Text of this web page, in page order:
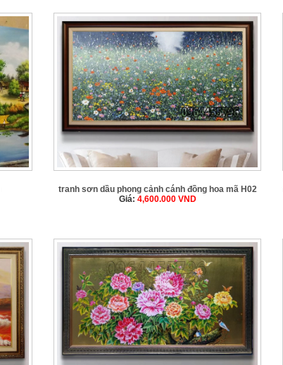
tranh sơn dầu phong cảnh cánh đồng hoa mã H02
Giá: 4,600.000 VND